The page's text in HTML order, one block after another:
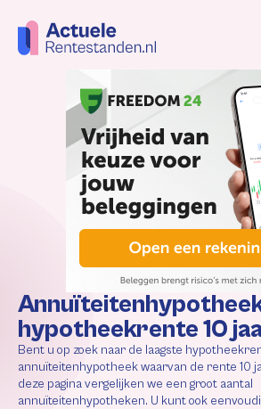
hypotheekrente 10
Bent u op zoek naar de laagste
annuïteitenhypotheek waarvan de rente 10
deze pagina vergelijken we een groot aantal
annuïteitenhypotheken. U kunt ook